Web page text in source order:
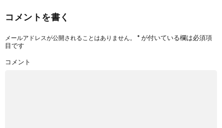
コメントを書く
メールアドレスが公開されることはありません。 *が付いている欄は必須項
目です
コメント